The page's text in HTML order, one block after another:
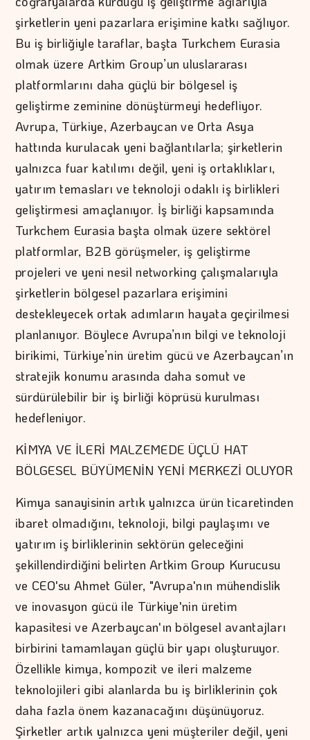
şirketlerin yeni pazarlara erişimine katkı sağlıyor.
Bu iş birliğiyle taraflar, başta Turkchem Eurasia
olmak üzere Artkim Group’un uluslararası
platformlarını daha güçlü bir bölgesel iş
geliştirme zeminine dönüştürmeyi hedefliyor.
Avrupa, Türkiye, Azerbaycan ve Orta Asya
hattında kurulacak yeni bağlantılarla; şirketlerin
yalnızca fuar katılımı değil, yeni iş ortaklıkları,
yatırım temasları ve teknoloji odaklı iş birlikleri
geliştirmesi amaçlanıyor. İş birliği kapsamında
Turkchem Eurasia başta olmak üzere sektörel
platformlar, B2B görüşmeler, iş geliştirme
projeleri ve yeni nesil networking çalışmalarıyla
şirketlerin bölgesel pazarlara erişimini
destekleyecek ortak adımların hayata geçirilmesi
planlanıyor. Böylece Avrupa’nın bilgi ve teknoloji
birikimi, Türkiye’nin üretim gücü ve Azerbaycan’ın
stratejik konumu arasında daha somut ve
sürdürülebilir bir iş birliği köprüsü kurulması
hedefleniyor.
KİMYA VE İLERİ MALZEMEDE ÜÇLÜ HAT
BÖLGESEL BÜYÜMENİN YENİ MERKEZİ OLUYOR
Kimya sanayisinin artık yalnızca ürün ticaretinden
ibaret olmadığını, teknoloji, bilgi paylaşımı ve
yatırım iş birliklerinin sektörün geleceğini
şekillendirdiğini belirten Artkim Group Kurucusu
ve CEO'su Ahmet Güler, "Avrupa'nın mühendislik
ve inovasyon gücü ile Türkiye'nin üretim
kapasitesi ve Azerbaycan'ın bölgesel avantajları
birbirini tamamlayan güçlü bir yapı oluşturuyor.
Özellikle kimya, kompozit ve ileri malzeme
teknolojileri gibi alanlarda bu iş birliklerinin çok
daha fazla önem kazanacağını düşünüyoruz.
Şirketler artık yalnızca yeni müşteriler değil, yeni